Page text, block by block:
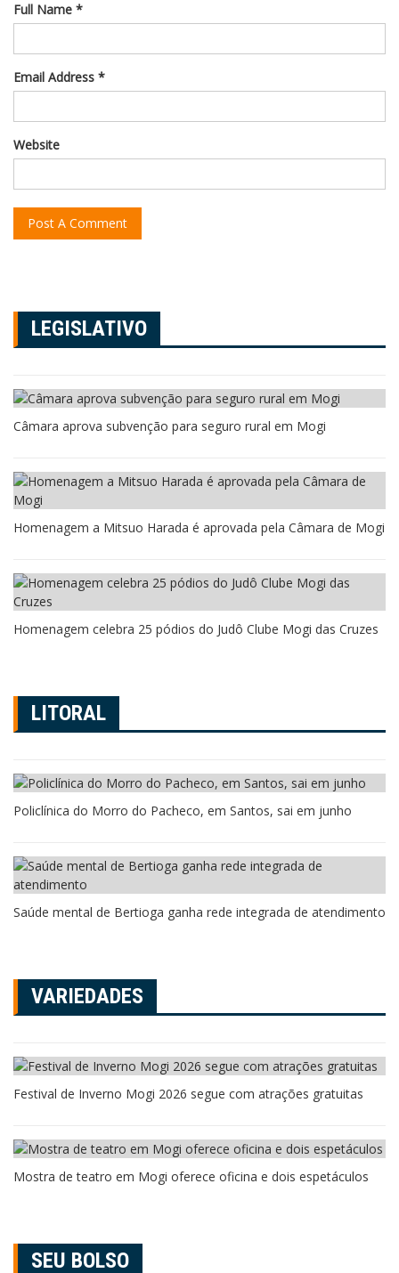
Full Name *
Email Address *
Website
LEGISLATIVO
Câmara aprova subvenção para seguro rural em Mogi
Homenagem a Mitsuo Harada é aprovada pela Câmara de Mogi
Homenagem celebra 25 pódios do Judô Clube Mogi das Cruzes
LITORAL
Policlínica do Morro do Pacheco, em Santos, sai em junho
Saúde mental de Bertioga ganha rede integrada de atendimento
VARIEDADES
Festival de Inverno Mogi 2026 segue com atrações gratuitas
Mostra de teatro em Mogi oferece oficina e dois espetáculos
SEU BOLSO